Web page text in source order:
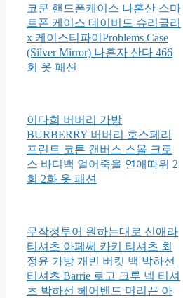
코쿤 핸드폰케이스 나혼산 스마
트폰 케이스 데이비드 슈리글리
x 케이스티파이Problems Case
(Silver Mirror) 나혼자 산다 466
회 옷 패션
이다희 버버리 가방
BURBERRY 버버리 호스페리
프린트 코튼 캔버스 스몰 크로
스 바디백 얼어죽을 연애따위 2
회 2화 옷 패션
무작정투어 원하는대로 신애라
티셔츠 아페쎄 카키 티셔츠 최
정윤 가방 개빈 버킷 백 박하선
티셔츠 Barrie 로고 크루 넥 티셔
츠 박하선 헤어밴드 머리끈 아